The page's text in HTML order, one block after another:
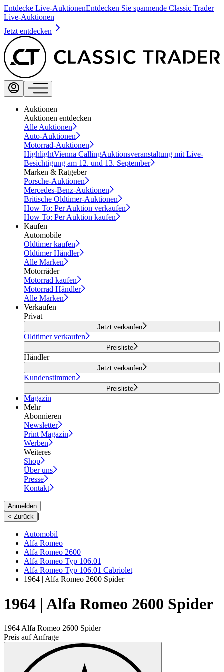
Entdecke Live-AuktionenEntdecken Sie spannende Classic Trader
Live-Auktionen
Jetzt entdecken
Auktionen
Auktionen entdecken
Alle Auktionen
Auto-Auktionen
Motorrad-Auktionen
HighlightVienna CallingAuktionsveranstaltung mit Live-
Besichtigung am 12. und 13. September
Marken & Ratgeber
Porsche-Auktionen
Mercedes-Benz-Auktionen
Britische Oldtimer-Auktionen
How To: Per Auktion verkaufen
How To: Per Auktion kaufen
Kaufen
Automobile
Oldtimer kaufen
Oldtimer Händler
Alle Marken
Motorräder
Motorrad kaufen
Motorrad Händler
Alle Marken
Verkaufen
Privat
Jetzt verkaufen
Oldtimer verkaufen
Preisliste
Händler
Jetzt verkaufen
Kundenstimmen
Preisliste
Magazin
Mehr
Abonnieren
Newsletter
Print Magazin
Werben
Weiteres
Shop
Über uns
Presse
Kontakt
Anmelden
< Zurück |
Automobil
Alfa Romeo
Alfa Romeo 2600
Alfa Romeo Typ 106.01
Alfa Romeo Typ 106.01 Cabriolet
1964 | Alfa Romeo 2600 Spider
1964 | Alfa Romeo 2600 Spider
1964 Alfa Romeo 2600 Spider
Preis auf Anfrage